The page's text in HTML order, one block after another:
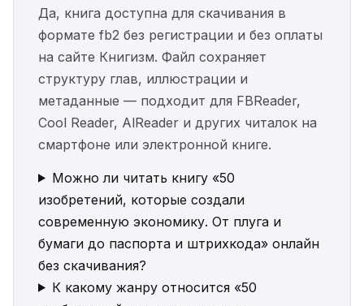
Да, книга доступна для скачивания в
формате fb2 без регистрации и без оплаты
на сайте Книгизм. Файл сохраняет
структуру глав, иллюстрации и
метаданные — подходит для FBReader,
Cool Reader, AlReader и других читалок на
смартфоне или электронной книге.
Можно ли читать книгу «50
изобретений, которые создали
современную экономику. От плуга и
бумаги до паспорта и штрихкода» онлайн
без скачивания?
К какому жанру относится «50